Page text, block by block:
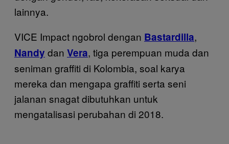
lainnya.
VICE Impact ngobrol dengan Bastardilla,
Nandy dan Vera, tiga perempuan muda dan
seniman graffiti di Kolombia, soal karya
mereka dan mengapa graffiti serta seni
jalanan snagat dibutuhkan untuk
mengatalisasi perubahan di 2018.